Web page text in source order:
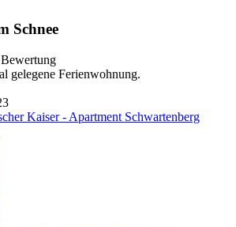
Schnee
gelegene Ferienwohnung.
Kaiser - Apartment Schwartenberg